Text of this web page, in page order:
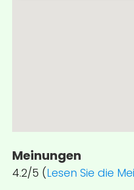
Meinungen
4.2/5 (Lesen Sie die